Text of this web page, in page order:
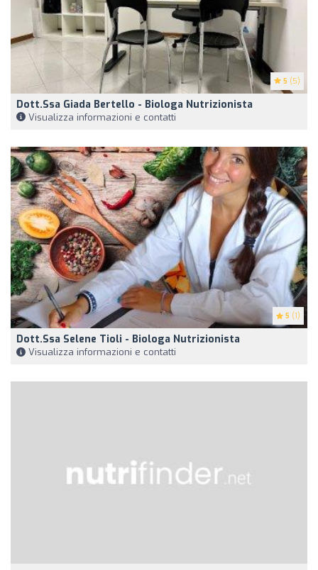
5 (5)
Dott.ssa Giada Bertello - Biologa Nutrizionista
Visualizza informazioni e contatti
5 (1)
Dott.ssa Selene Tioli - Biologa Nutrizionista
Visualizza informazioni e contatti